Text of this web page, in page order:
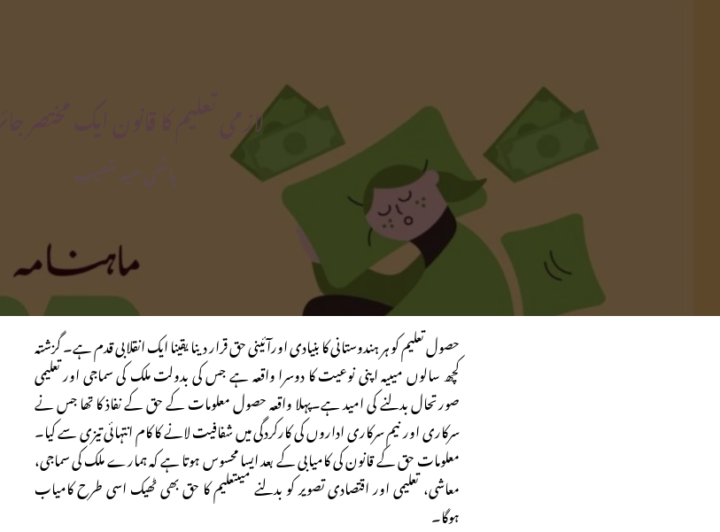
لازمی تعلیم کا قانون ایک مختصر جائزہ
ہاشمی سید شعیب
حصول تعلیم کو ہر ہندوستانی کا بنیادی اورآئینی حق قرار دینا یقینا ایک انقلابی قدم ہے۔ گزشتہ
کچھ سالوں میںیہ اپنی نوعیت کا دوسرا واقعہ ہے جس کی بدولت ملک کی سماجی اور تعلیمی
صورتحال بدلنے کی امید ہے۔پہلا واقعہ حصول معلومات کے حق کے نفاذ کا تھا جس نے
سرکاری اور نیم سرکاری اداروں کی کارکردگی میں شفافیت لانے کا کام انتہائی تیزی سے کیا۔
معلومات حق کے قانون کی کامیابی کے بعد ایسا محسوس ہوتا ہے کہ ہمارے ملک کی سماجی،
معاشی، تعلیمی اور اقتصادی تصویر کو بدلنے میںتعلیم کا حق بھی ٹھیک اسی طرح کامیاب
ہوگا۔